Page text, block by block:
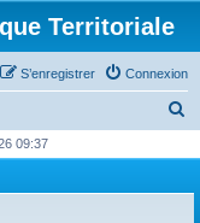
Territoriale
Connexion
S’enregistrer
h
09:37